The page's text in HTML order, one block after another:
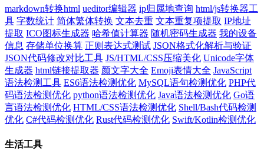
markdown转换html ueditor编辑器 ip归属地查询 html/js转换器工
具 字数统计 简体繁体转换 文本去重 文本重复项提取 IP地址
提取 ICO图标生成器 哈希值计算器 随机密码生成器 我的设备
信息 存储单位换算 正则表达式测试 JSON格式化解析与验证
JSON代码修改对比工具 JS/HTML/CSS压缩美化 Unicode字体
生成器 html链接提取器 颜文字大全 Emoji表情大全 JavaScript
语法检测工具 ES6语法检测优化 MySQL语句检测优化 PHP代
码语法检测优化 python语法检测优化 Java语法检测优化 Go语
言语法检测优化 HTML/CSS语法检测优化 Shell/Bash代码检测
优化 C#代码检测优化 Rust代码检测优化 Swift/Kotlin检测优化
生活工具